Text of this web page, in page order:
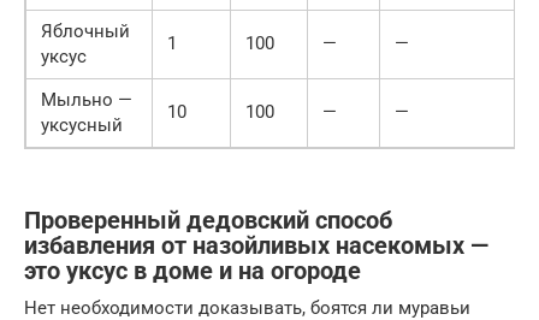
Яблочный
уксус
1 100 — —
Мыльно —
уксусный
10 100 — —
Проверенный дедовский способ
избавления от назойливых насекомых —
это уксус в доме и на огороде
Нет необходимости доказывать, боятся ли муравьи